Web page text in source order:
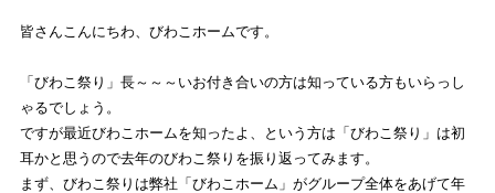
皆さんこんにちわ、びわこホームです。
「びわこ祭り」長～～～いお付き合いの方は知っている方もいらっし
ゃるでしょう。
ですが最近びわこホームを知ったよ、という方は「びわこ祭り」は初
耳かと思うので去年のびわこ祭りを振り返ってみます。
まず、びわこ祭りは弊社「びわこホーム」がグループ全体をあげて年